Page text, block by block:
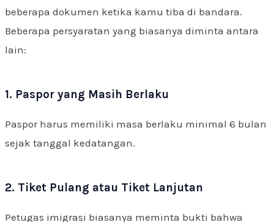
beberapa dokumen ketika kamu tiba di bandara.
Beberapa persyaratan yang biasanya diminta antara
lain:
1. Paspor yang Masih Berlaku
Paspor harus memiliki masa berlaku minimal 6 bulan
sejak tanggal kedatangan.
2. Tiket Pulang atau Tiket Lanjutan
Petugas imigrasi biasanya meminta bukti bahwa